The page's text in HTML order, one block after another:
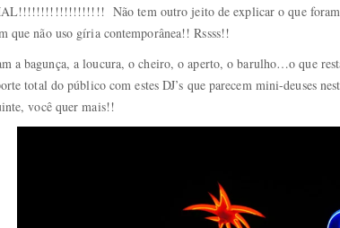
Não tem outro jeito de explicar o que foram
que não uso gíria contemporânea!! Rssss!!
a bagunça, a loucura, o cheiro, o aperto, o barulho…o que
total do público com estes DJ’s que parecem mini-deuses
você quer mais!!